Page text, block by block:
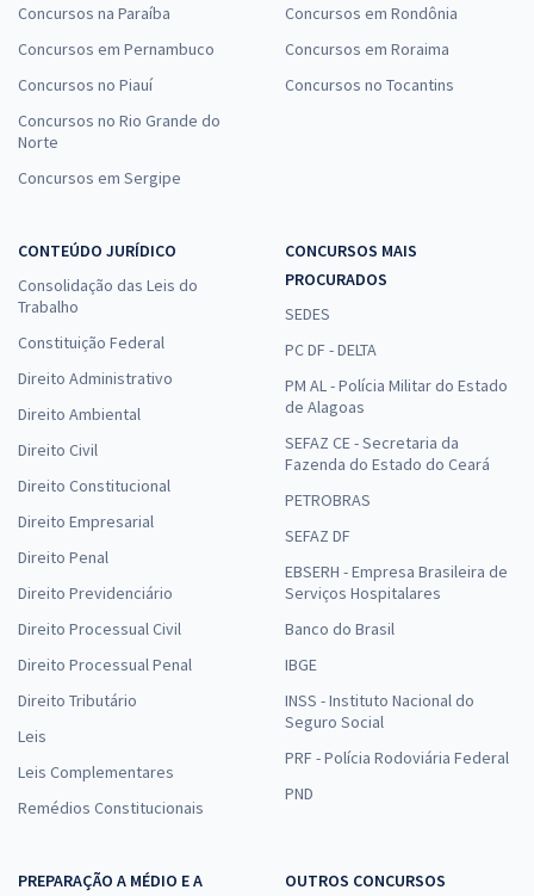
Concursos na Paraíba
Concursos em Pernambuco
Concursos no Piauí
Concursos no Rio Grande do
Norte
Concursos em Sergipe
Concursos em Rondônia
Concursos em Roraima
Concursos no Tocantins
CONTEÚDO JURÍDICO
Consolidação das Leis do
Trabalho
Constituição Federal
Direito Administrativo
Direito Ambiental
Direito Civil
Direito Constitucional
Direito Empresarial
Direito Penal
Direito Previdenciário
Direito Processual Civil
Direito Processual Penal
Direito Tributário
Leis
Leis Complementares
Remédios Constitucionais
CONCURSOS MAIS
PROCURADOS
SEDES
PC DF - DELTA
PM AL - Polícia Militar do Estado
de Alagoas
SEFAZ CE - Secretaria da
Fazenda do Estado do Ceará
PETROBRAS
SEFAZ DF
EBSERH - Empresa Brasileira de
Serviços Hospitalares
Banco do Brasil
IBGE
INSS - Instituto Nacional do
Seguro Social
PRF - Polícia Rodoviária Federal
PND
PREPARAÇÃO A MÉDIO E A
OUTROS CONCURSOS